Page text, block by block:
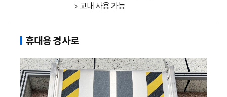
교내 사용 가능
휴대용 경사로